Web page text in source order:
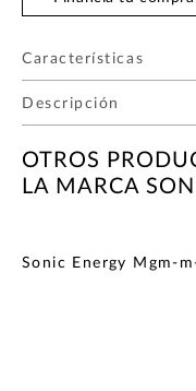
Características
Descripción
OTROS
LA MARCA
Sonic Energy Mgm-